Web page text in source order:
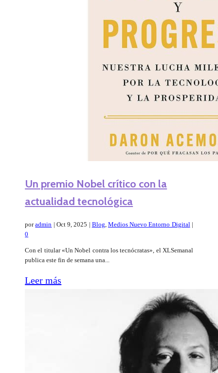
Un premio Nobel crítico con la
actualidad tecnológica
poradmin | Oct 9, 2025 | Blog Medios Nuevo Entorno Digital |
0
Con el titular «Un Nobel contra los tecnócratas», el XLSemanal
publica este fin de semana una...
Leer más